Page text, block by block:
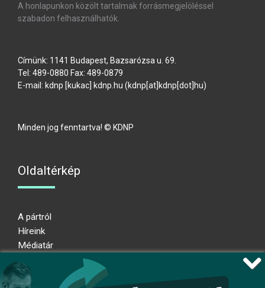
A honlapunkon közölt tartalmak forrásmegjelöléssel
szabadon felhasználhatók.
Címünk: 1141 Budapest, Bazsarózsa u. 69.
Tel: 489-0880 Fax: 489-0879
E-mail: kdnp [kukac] kdnp.hu (kdnp[at]kdnp[dot]hu)
Minden jog fenntartva! © KDNP
Oldaltérkép
A pártról
Híreink
Médiatár
Adatkezelési nyilatkozat